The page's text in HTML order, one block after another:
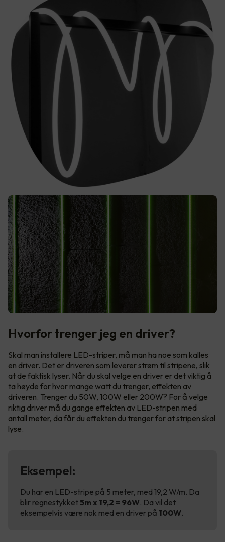
Hvorfor trenger jeg en driver?
Skal man installere LED-striper, må man ha noe som kalles
en driver. Det er driveren som leverer strøm til stripene, slik
at de faktisk lyser. Når du skal velge en driver er det viktig å
ta høyde for hvor mange watt du trenger, effekten av
driveren. Trenger du 50W, 100W eller 200W? For å velge
riktig driver må du gange effekten av LED-stripen med
antall meter, da får du effekten du trenger for at stripen skal
lyse.
Eksempel:
Du har en LED-stripe på 5 meter, med 19,2 W/m. Da
blir regnestykket5m x 19,2 = 96W. Da vil det
eksempelvis være nok med en driver på 100W.